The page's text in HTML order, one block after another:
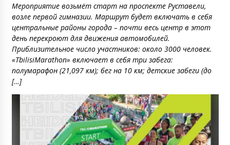
Мероприятие возьмёт старт на проспекте Руставели,
возле первой гимназии. Маршрут будет включать в себя
центральные районы города – почти весь центр в этот
день перекроют для движения автомобилей.
Приблизительное число участников: около 3000 человек.
«TbilisiMarathon» включает в себя три забега:
полумарафон (21,097 км); бег на 10 км; детские забеги (до
[…]